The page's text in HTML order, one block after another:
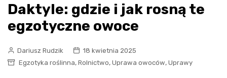
Daktyle: gdzie i jak rosną te
egzotyczne owoce
Dariusz Rudzik
18 kwietnia 2025
Egzotyka roślinna, Rolnictwo, Uprawa owoców, Uprawy